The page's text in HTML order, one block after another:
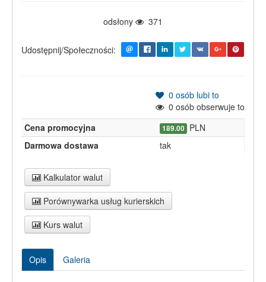
odsłony 371
Udostępnij/Społeczności:
0 osób lubi to
0 osób obserwuje to
Cena promocyjna
189.00 PLN
Darmowa dostawa
tak
Kalkulator walut
Porównywarka usług kurierskich
Kurs walut
Opis Galeria